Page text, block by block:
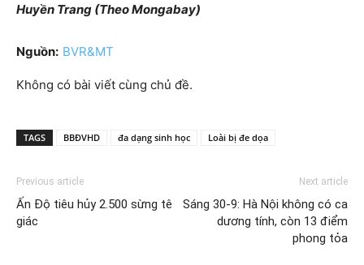
Huyền Trang (Theo Mongabay)
Nguồn: BVR&MT
Không có bài viết cùng chủ đề.
TAGS BBĐVHD đa dạng sinh học Loài bị đe dọa
Previous article
Ấn Độ tiêu hủy 2.500 sừng tê
giác
Next article
Sáng 30-9: Hà Nội không có ca
dương tính, còn 13 điểm
phong tỏa